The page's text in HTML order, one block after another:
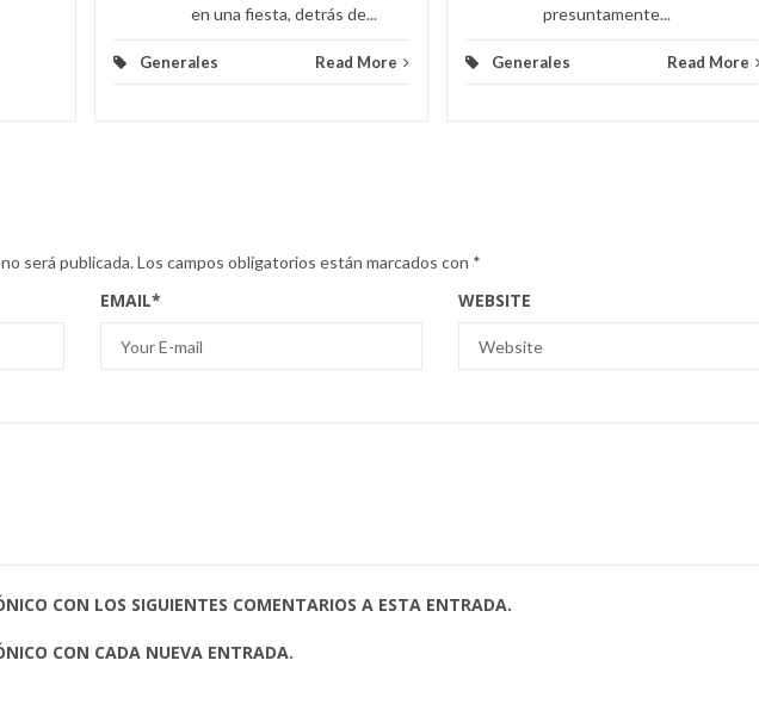
en una fiesta, detrás de...
Generales Read More
presuntamente...
Generales Read More
será publicada.Los campos obligatorios están marcados con *
EMAIL* WEBSITE
CON LOS SIGUIENTES COMENTARIOS A ESTA ENTRADA.
CON CADA NUEVA ENTRADA.